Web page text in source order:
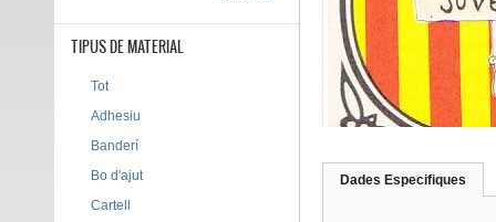
Dades Especifiques
TIPUS DE MATERIAL
Tot
Adhesiu
Banderí
Bo d'ajut
Cartell